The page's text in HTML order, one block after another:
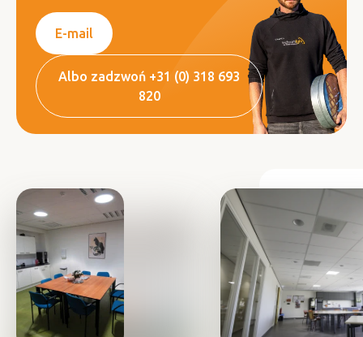
E-mail
Albo zadzwoń +31 (0) 318 693
820